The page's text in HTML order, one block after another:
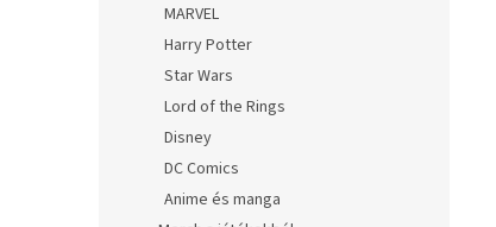
MARVEL
Harry Potter
Star Wars
Lord of the Rings
Disney
DC Comics
Anime és manga